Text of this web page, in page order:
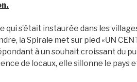
qui s’était instaurée dans les
la Spirale met sur pied «UN
à un souhait croissant du
de locaux, elle sillonne le